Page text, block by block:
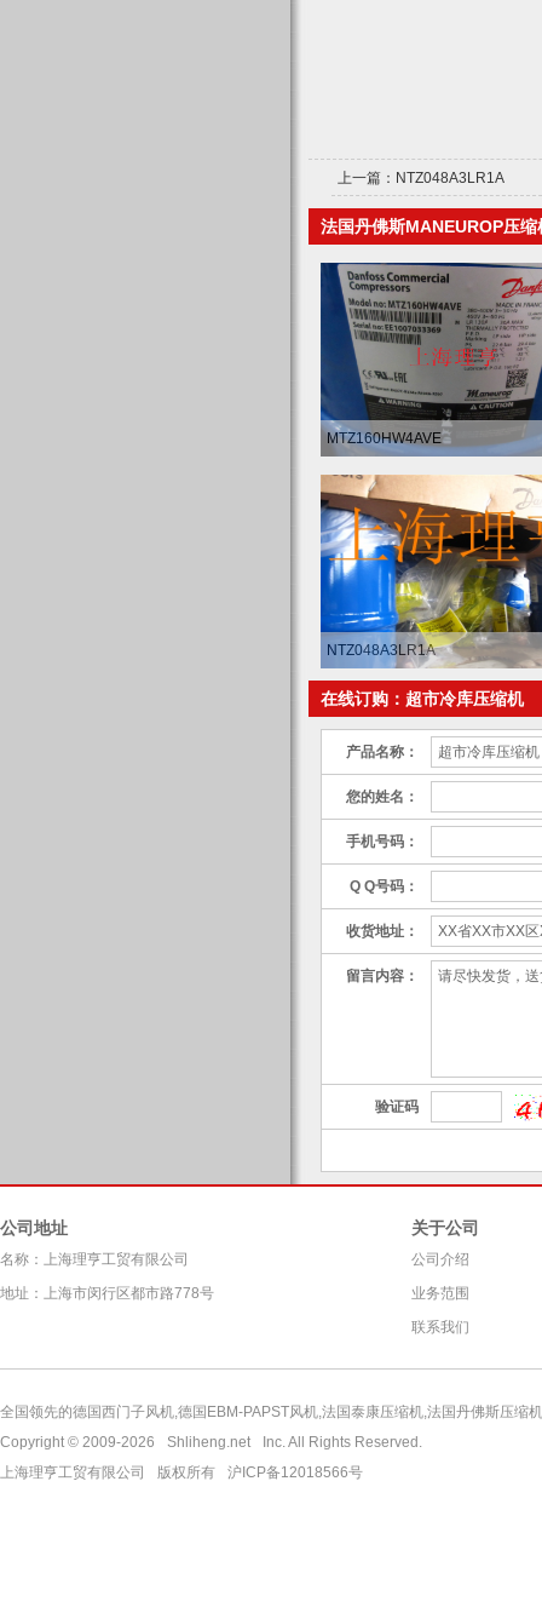
上一篇： NTZ048A3LR1A
法国丹佛斯MANEUROP压缩
MTZ160HW4AVE
NTZ048A3LR1A
在线订购：超市冷库压缩机
产品名称：
您的姓名：
手机号码：
Q Q号码：
收货地址：
留言内容：
验证码
公司地址
名称：上海理亨工贸有限公司
地址：上海市闵行区都市路778号
关于公司
公司介绍
业务范围
联系我们
全国领先的德国西门子风机,德国EBM-PAPST风机,法国泰康压缩机,法国丹佛斯压缩
Copyright © 2009-2026
Shliheng.net
Inc. All Rights Reserved.
上海理亨工贸有限公司
版权所有 沪ICP备12018566号